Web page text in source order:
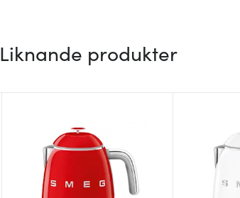
Liknande produkter